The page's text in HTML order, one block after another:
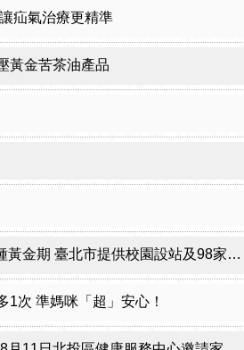
疝氣治療更精準
黃金苦茶油產品
北市提供校園設站及98家合約院所接種服務
1次 準媽咪「超」安心！